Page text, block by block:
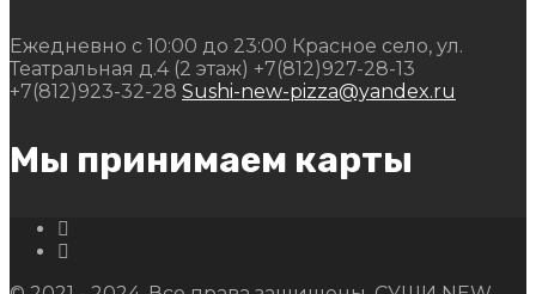
Ежедневно с 10:00 до 23:00 Красное село, ул.
Театральная д.4 (2 этаж) +7(812)927-28-13
+7(812)923-32-28 Sushi-new-pizza@yandex.ru
Мы принимаем карты